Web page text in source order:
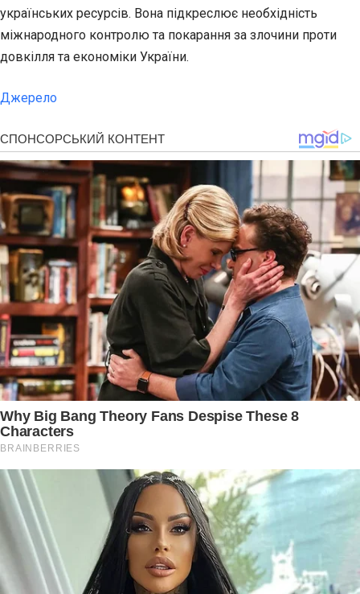
українських ресурсів. Вона підкреслює необхідність
міжнародного контролю та покарання за злочини проти
довкілля та економіки України.
Джерело